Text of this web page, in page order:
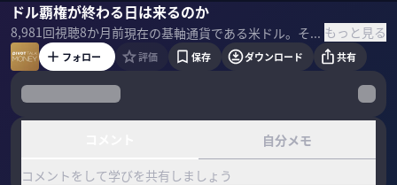
ドル覇権が終わる日は来るのか
8,981回視聴8か月前 現在の基軸通貨である米ドル。その地位と影響力はこれからも安泰なのか？それともドルに変わる新たな「覇権通貨」が生まれるのか？基軸通貨の歴史を紐解きながら、東京大学大学院客員教授の宮崎成人氏に聞いた。 ▼プロフィール 宮崎成人｜東京大学大学院 客員教授 1984年大蔵省（現・財務省）入省。主計官、国際機構課長、副財務官など歴任。ロンドン、バーゼル、ワシントンなどで、BIS、IMF等の国際機関に通算17年間勤務。2016年より、東京大学大学院客員教授。現在、三井住友託銀行顧問。著書に『教養としての金融危機」（講談社現代新書）など。 ＜参考書籍＞ 『強い通貨、弱い通貨』 宮崎成人（著）早川書房（刊） もっと見る
宮崎成人野嶋紗己子
フォロー 評価 保存 ダウンロード 共有
自分メモ
コメントをして学びを共有しましょう